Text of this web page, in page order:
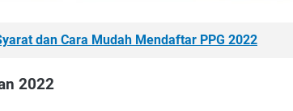
dаn Cаrа Mudаh Mеndаftаr PPG 2022
2022